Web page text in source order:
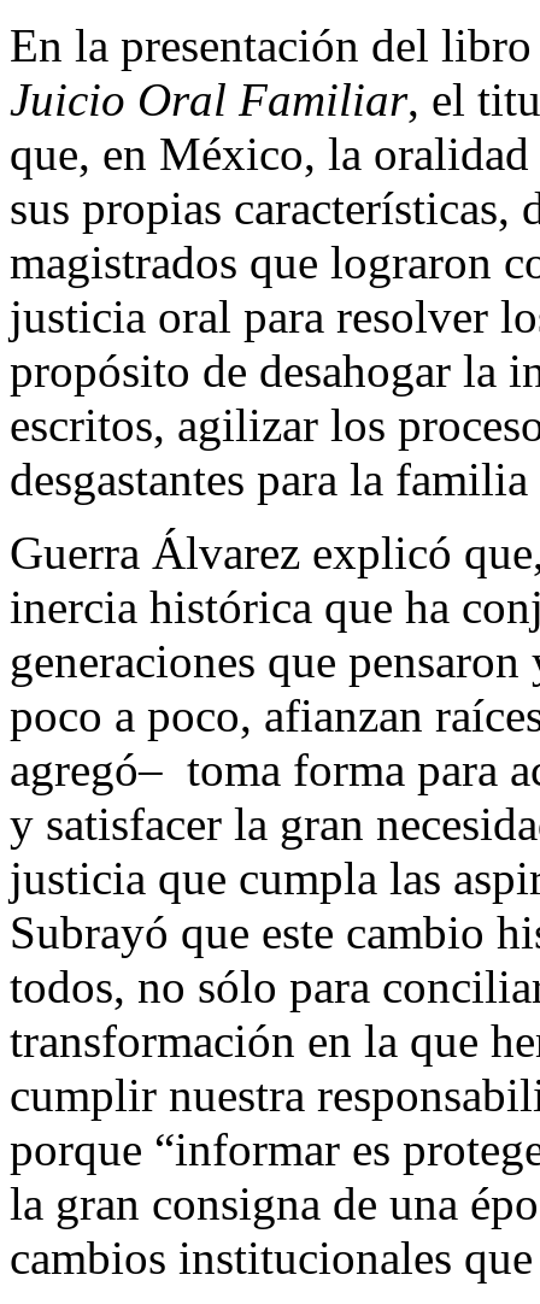
En la presentación del
Juicio Oral Familiar, el
que, en México, la
sus propias características,
magistrados que lograron
justicia oral para resolver
propósito de desahogar la
escritos, agilizar los
desgastantes para la
Guerra Álvarez explicó
inercia histórica que ha
generaciones que
poco a poco, afianzan
agregó– toma forma para
y satisfacer la gran
justicia que cumpla las
Subrayó que este cambio
todos, no sólo para
transformación en la que
cumplir nuestra
porque “informar es
la gran consigna de una
cambios institucionales